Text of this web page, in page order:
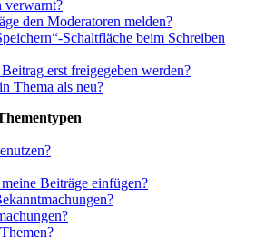
verwarnt?
den Moderatoren melden?
Schaltfläche beim Schreiben
erst freigegeben werden?
Thema als neu?
Beiträge einfügen?